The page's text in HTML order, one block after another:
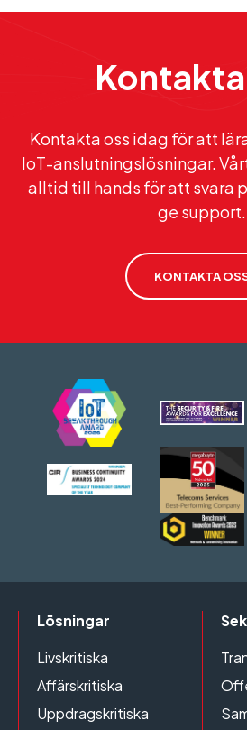
Kontakta oss idag för att
IoT-anslutningslösningar.
alltid till hands för att svara
ge support.
KONTAKTA
Lösningar
Livskritiska
Affärskritiska
Uppdragskritiska